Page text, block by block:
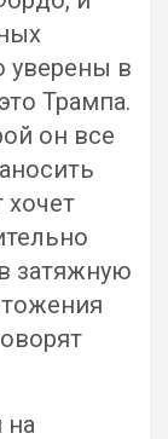
уверены в
Трампа.
он все
хочет
затяжную
на